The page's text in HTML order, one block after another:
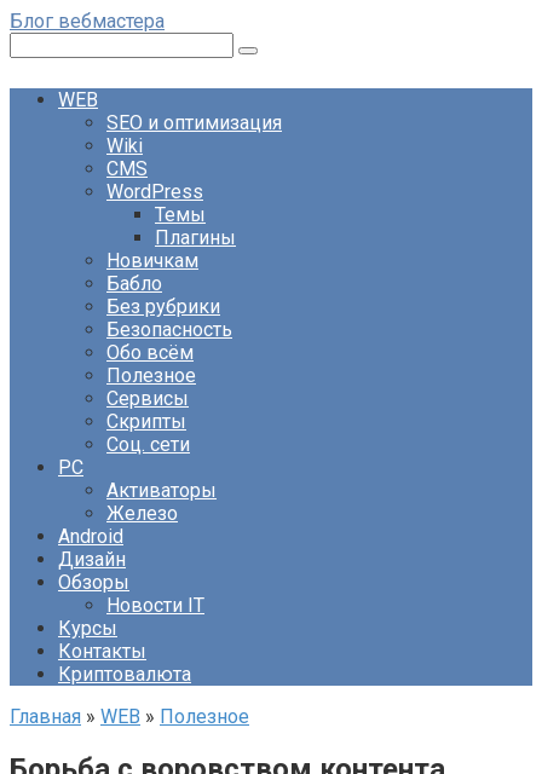
Перейти
контенту
Блог вебмастера
WEB
SEO и оптимизация
Wiki
CMS
WordPress
Темы
Плагины
Новичкам
Бабло
Без рубрики
Безопасность
Обо всём
Полезное
Сервисы
Скрипты
Соц. сети
PC
Активаторы
Железо
Android
Дизайн
Обзоры
Новости IT
Курсы
Контакты
Криптовалюта
Главная » WEB » Полезное